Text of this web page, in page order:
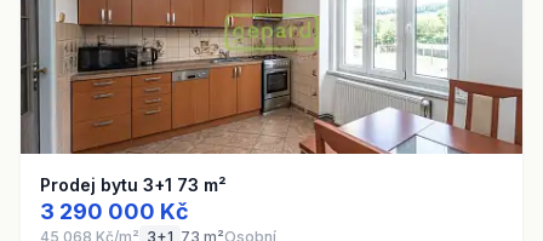
Prodej bytu 3+1 73 m²
3 290 000 Kč
45 068 Kč/m² 3+1 73 m²Osobní